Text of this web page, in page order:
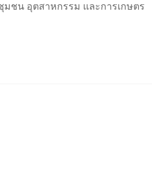
มชน อุตสาหกรรม และการเกษตร